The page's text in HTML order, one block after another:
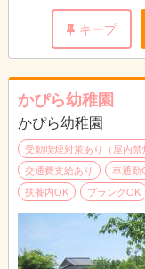
キープ
かぴら幼稚園
かぴら幼稚園
受動喫煙対策あり（屋内禁
交通費支給あり
車通勤
扶養内OK
ブランクOK